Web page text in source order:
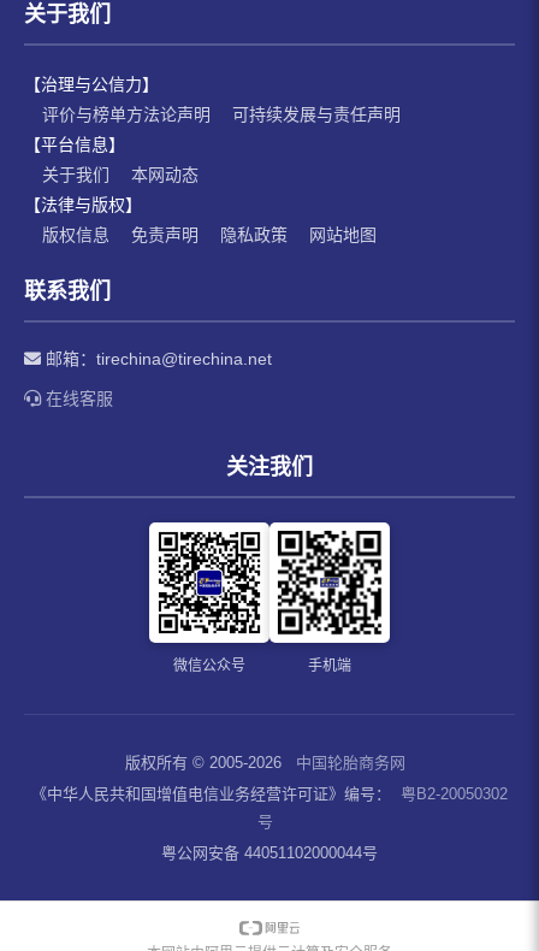
关于我们
【治理与公信力】
评价与榜单方法论声明
可持续发展与责任声明
【平台信息】
关于我们
本网动态
【法律与版权】
版权信息
免责声明 隐私政策 网站地图
联系我们
邮箱： tirechina@tirechina.net
在线客服
关注我们
微信公众号 手机端
版权所有 © 2005-2026
中国轮胎商务网
《中华人民共和国增值电信业务经营许可证》编号：
粤B2-20050302
号
粤公网安备 44051102000044号